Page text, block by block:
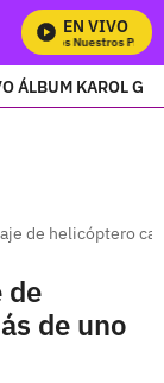
EN VIVO
Mira Todos Nuestros
ÁLBUM KAROL G
de helicóptero
de
de uno